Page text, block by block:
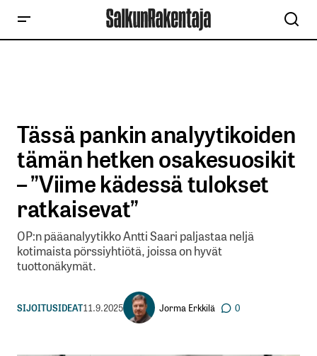
Tässä pankin analyytikoiden
tämän hetken osakesuosikit
– ”Viime kädessä tulokset
ratkaisevat”
OP:n pääanalyytikko Antti Saari paljastaa neljä
kotimaista pörssiyhtiötä, joissa on hyvät
tuottonäkymät.
SIJOITUSIDEAT11.9.2025 Jorma Erkkilä 0